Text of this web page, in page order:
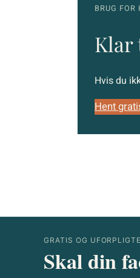
BRUG
Klar
Hvis du
Hent
GRATIS OG
Skal din